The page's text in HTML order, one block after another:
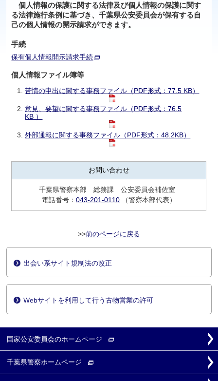
個人情報の保護に関する法律及び個人情報の保護に関す
る法律施行条例に基づき、千葉県公安委員会が保有する自
己の個人情報の開示請求ができます。
手続
保有個人情報開示請求手続
個人情報ファイル簿等
苦情の申出に関する事務ファイル（PDF形式：77.5 KB）
意見、要望に関する事務ファイル（PDF形式：76.5
KB ）
外部通報に関する事務ファイル（PDF形式：48.2KB）
お問い合わせ
千葉県警察本部 総務課 公安委員会補佐室
電話番号： 043-201-0110（警察本部代表）
前のページに戻る
出会い系サイト規制法の改正
Webサイトを利用して行う古物営業の許可
国家公安委員会のホームページ
千葉県警察ホームページ